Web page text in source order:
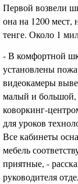
Первой возвели
она на 1200 мест,
тенге. Около 1
- В комфортной
установлены
видеокамеры
малый и большой,
коворкинг-
для уроков
Все кабинеты
мебель
приятные, -
руководителя